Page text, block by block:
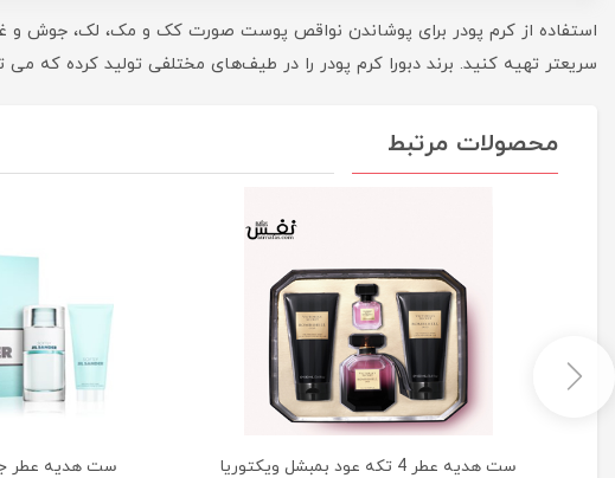
استفاده از کرم پودر برای پوشاندن نواقص پوست صورت کک و مک، لک، جوش و
سریعتر تهیه کنید. برند دبورا کرم پودر را در طیف‌های مختلفی تولید کرده که
محصولات مرتبط
ست هدیه عطر 4 تکه عود بمبشل ویکتوریا